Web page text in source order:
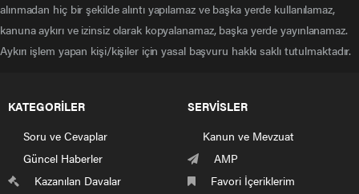
alınmadan hiç bir şekilde alıntı yapılamaz ve başka yerde kullanılamaz,
kanuna aykırı ve izinsiz olarak kopyalanamaz, başka yerde yayınlanamaz.
Aykırı işlem yapan kişi/kişiler için yasal başvuru hakkı saklı tutulmaktadır.
KATEGORİLER
Soru ve Cevaplar
Güncel Haberler
Kazanılan Davalar
SERVİSLER
Kanun ve Mevzuat
AMP
Favori İçeriklerim